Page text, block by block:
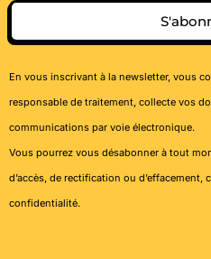
En vous inscrivant à la newsletter, vous
responsable de traitement, collecte vos
communications par voie électronique.
Vous pourrez vous désabonner à tout
d’accès, de rectification ou d’effacement,
confidentialité.